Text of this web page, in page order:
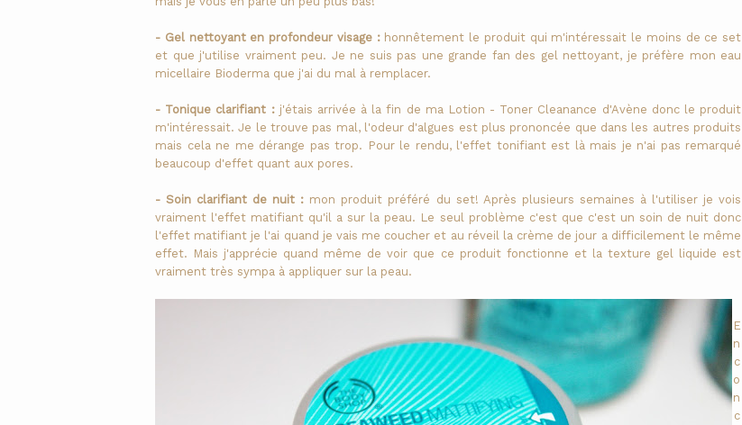
- Gel nettoyant en profondeur visage :honnêtement le produit qui m'intéressait le moins de ce set
et que j'utilise vraiment peu. Je ne suis pas une grande fan des gel nettoyant, je préfère mon eau
micellaire Bioderma que j'ai du mal à remplacer.
- Tonique clarifiant : j'étais arrivée à la fin de ma Lotion - Toner Cleanance d'Avène donc le produit
m'intéressait. Je le trouve pas mal, l'odeur d'algues est plus prononcée que dans les autres produits
mais cela ne me dérange pas trop. Pour le rendu, l'effet tonifiant est là mais je n'ai pas remarqué
beaucoup d'effet quant aux pores.
- Soin clarifiant de nuit : mon produit préféré du set! Après plusieurs semaines à l'utiliser je vois
vraiment l'effet matifiant qu'il a sur la peau. Le seul problème c'est que c'est un soin de nuit donc
l'effet matifiant je l'ai quand je vais me coucher et au réveil la crème de jour a difficilement le même
effet. Mais j'apprécie quand même de voir que ce produit fonctionne et la texture gel liquide est
vraiment très sympa à appliquer sur la peau.
E
n
c
o
n
c